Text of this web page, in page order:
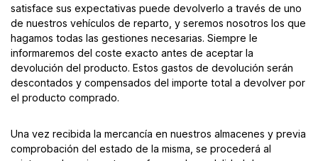
satisface sus expectativas puede devolverlo a través de uno
de nuestros vehículos de reparto, y seremos nosotros los que
hagamos todas las gestiones necesarias. Siempre le
informaremos del coste exacto antes de aceptar la
devolución del producto. Estos gastos de devolución serán
descontados y compensados del importe total a devolver por
el producto comprado.
Una vez recibida la mercancía en nuestros almacenes y previa
comprobación del estado de la misma, se procederá al